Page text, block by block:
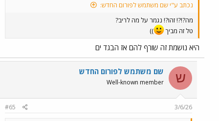
נכתב ע"י שם משתמש לפורום החדש:
מה?!?! זהו?! נגמר על מה לריב?
טל זה מביך
))
היא נושמת זה שורף להם אז הבגד ים
ש שם משתמש לפורום החדש
Well-known member
3/6/26
#65